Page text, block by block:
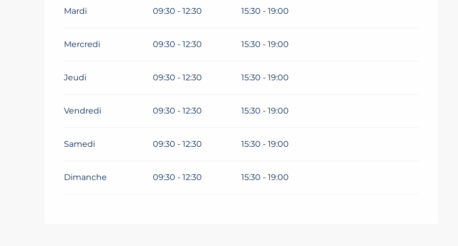
Mardi 09:30 - 12:30 15:30 - 19:00
Mercredi 09:30 - 12:30 15:30 - 19:00
Jeudi 09:30 - 12:30 15:30 - 19:00
Vendredi 09:30 - 12:30 15:30 - 19:00
Samedi 09:30 - 12:30 15:30 - 19:00
Dimanche 09:30 - 12:30 15:30 - 19:00